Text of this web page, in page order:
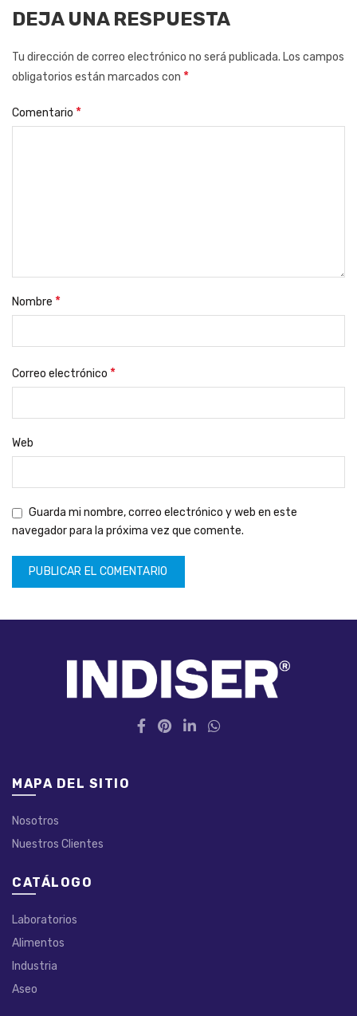
DEJA UNA RESPUESTA
Tu dirección de correo electrónico no será publicada. Los campos
obligatorios están marcados con *
Comentario *
Nombre *
Correo electrónico *
Web
Guarda mi nombre, correo electrónico y web en este
navegador para la próxima vez que comente.
MAPA DEL SITIO
Nosotros
Nuestros Clientes
CATÁLOGO
Laboratorios
Alimentos
Industria
Aseo